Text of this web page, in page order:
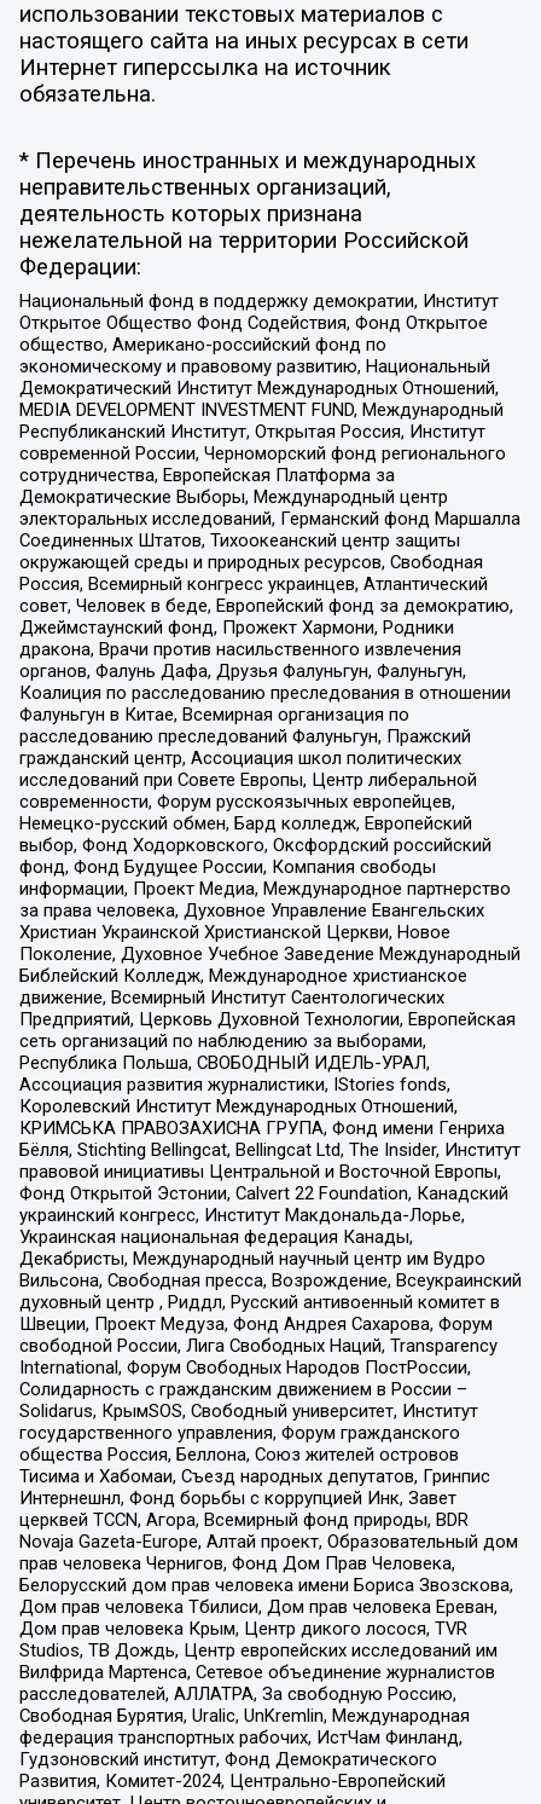
использовании текстовых материалов с
настоящего сайта на иных ресурсах в сети
Интернет гиперссылка на источник
обязательна.
* Перечень иностранных и международных
неправительственных организаций,
деятельность которых признана
нежелательной на территории Российской
Федерации:
Национальный фонд в поддержку демократии, Институт
Открытое Общество Фонд Содействия, Фонд Открытое
общество, Американо-российский фонд по
экономическому и правовому развитию, Национальный
Демократический Институт Международных Отношений,
MEDIA DEVELOPMENT INVESTMENT FUND, Международный
Республиканский Институт, Открытая Россия, Институт
современной России, Черноморский фонд регионального
сотрудничества, Европейская Платформа за
Демократические Выборы, Международный центр
электоральных исследований, Германский фонд Маршалла
Соединенных Штатов, Тихоокеанский центр защиты
окружающей среды и природных ресурсов, Свободная
Россия, Всемирный конгресс украинцев, Атлантический
совет, Человек в беде, Европейский фонд за демократию,
Джеймстаунский фонд, Прожект Хармони, Родники
дракона, Врачи против насильственного извлечения
органов, Фалунь Дафа, Друзья Фалуньгун, Фалуньгун,
Коалиция по расследованию преследования в отношении
Фалуньгун в Китае, Всемирная организация по
расследованию преследований Фалуньгун, Пражский
гражданский центр, Ассоциация школ политических
исследований при Совете Европы, Центр либеральной
современности, Форум русскоязычных европейцев,
Немецко-русский обмен, Бард колледж, Европейский
выбор, Фонд Ходорковского, Оксфордский российский
фонд, Фонд Будущее России, Компания свободы
информации, Проект Медиа, Международное партнерство
за права человека, Духовное Управление Евангельских
Христиан Украинской Христианской Церкви, Новое
Поколение, Духовное Учебное Заведение Международный
Библейский Колледж, Международное христианское
движение, Всемирный Институт Саентологических
Предприятий, Церковь Духовной Технологии, Европейская
сеть организаций по наблюдению за выборами,
Республика Польша, СВОБОДНЫЙ ИДЕЛЬ-УРАЛ,
Ассоциация развития журналистики, IStories fonds,
Королевский Институт Международных Отношений,
КРИМСЬКА ПРАВОЗАХИСНА ГРУПА, Фонд имени Генриха
Бёлля, Stichting Bellingcat, Bellingcat Ltd, The Insider, Институт
правовой инициативы Центральной и Восточной Европы,
Фонд Открытой Эстонии, Calvert 22 Foundation, Канадский
украинский конгресс, Институт Макдональда-Лорье,
Украинская национальная федерация Канады,
Декабристы, Международный научный центр им Вудро
Вильсона, Свободная пресса, Возрождение, Всеукраинский
духовный центр , Риддл, Русский антивоенный комитет в
Швеции, Проект Медуза, Фонд Андрея Сахарова, Форум
свободной России, Лига Свободных Наций, Transparеncy
International, Форум Свободных Народов ПостРоссии,
Солидарность с гражданским движением в России –
Solidarus, КрымSOS, Свободный университет, Институт
государственного управления, Форум гражданского
общества Россия, Беллона, Союз жителей островов
Тисима и Хабомаи, Съезд народных депутатов, Гринпис
Интернешнл, Фонд борьбы с коррупцией Инк, Завет
церквей TCCN, Агора, Всемирный фонд природы, BDR
Novaja Gazeta-Europe, Алтай проект, Образовательный дом
прав человека Чернигов, Фонд Дом Прав Человека,
Белорусский дом прав человека имени Бориса Звозскова,
Дом прав человека Тбилиси, Дом прав человека Ереван,
Дом прав человека Крым, Центр дикого лосося, TVR
Studios, ТВ Дождь, Центр европейских исследований им
Вилфрида Мартенса, Сетевое объединение журналистов
расследователей, АЛЛАТРА, За свободную Россию,
Свободная Бурятия, Uralic, UnKremlin, Международная
федерация транспортных рабочих, ИстЧам Финланд,
Гудзоновский институт, Фонд Демократического
Развития, Комитет-2024, Центрально-Европейский